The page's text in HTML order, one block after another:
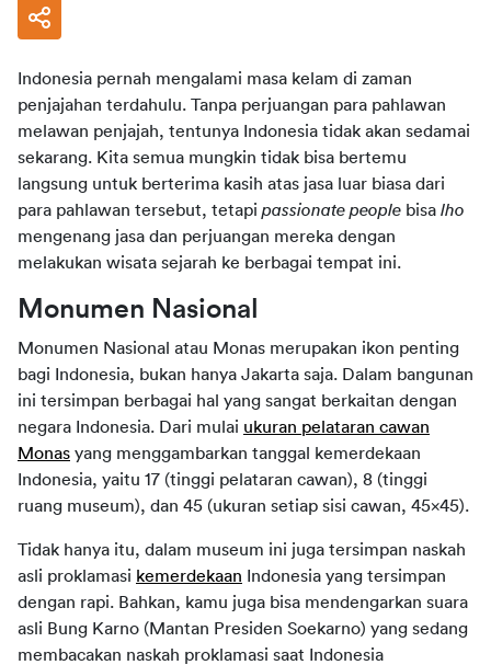
Indonesia pernah mengalami masa kelam di zaman
penjajahan terdahulu. Tanpa perjuangan para pahlawan
melawan penjajah, tentunya Indonesia tidak akan sedamai
sekarang. Kita semua mungkin tidak bisa bertemu
langsung untuk berterima kasih atas jasa luar biasa dari
para pahlawan tersebut, tetapi passionate people bisa lho
mengenang jasa dan perjuangan mereka dengan
melakukan wisata sejarah ke berbagai tempat ini.
Monumen Nasional
Monumen Nasional atau Monas merupakan ikon penting
bagi Indonesia, bukan hanya Jakarta saja. Dalam bangunan
ini tersimpan berbagai hal yang sangat berkaitan dengan
negara Indonesia. Dari mulai ukuran pelataran cawan
Monas yang menggambarkan tanggal kemerdekaan
Indonesia, yaitu 17 (tinggi pelataran cawan), 8 (tinggi
ruang museum), dan 45 (ukuran setiap sisi cawan, 45x45).
Tidak hanya itu, dalam museum ini juga tersimpan naskah
asli proklamasi kemerdekaan Indonesia yang tersimpan
dengan rapi. Bahkan, kamu juga bisa mendengarkan suara
asli Bung Karno (Mantan Presiden Soekarno) yang sedang
membacakan naskah proklamasi saat Indonesia